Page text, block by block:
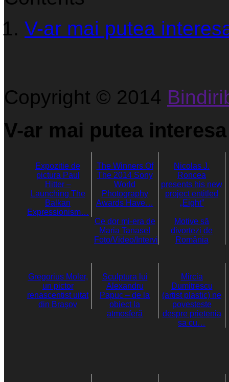
V-ar mai putea
Copyright © 2014
V-ar mai putea
Expozitie de
pictura Paul
Hitter –
Launching The
Balkan
Expressionism…
The Winners Of
The 2014 Sony
World
Photography
Awards Have…
Nicolas J.
Roncea
presents his new
project entitled
„Eight”
Ce dor mi-era de
Maria Tanase!
Foto/Video/Interviu
Motive să
divorțezi de
România
Gregorius Moler,
un pictor
renascentist uitat
din Braşov
Sculptura lui
Alexandru
Papuc – de la
obiect la
atmosferă
Mircia
Dumitrescu
(artist plastic) ne
povesteste
despre prietenia
sa cu…